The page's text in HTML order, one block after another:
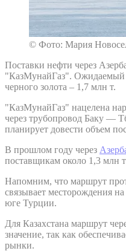
© Фото: Мария
Поставки нефти через
"КазМунайГаз". Ожидаемый
черного золота – 1,7 млн т.
"КазМунайГаз" нацелена
через трубопровод Баку —
планирует довести объем
В прошлом году через
поставщикам около 1,3 млн
Напомним, что маршрут
связывает месторождения
юге Турции.
Для Казахстана маршрут
значение, так как
рынки.